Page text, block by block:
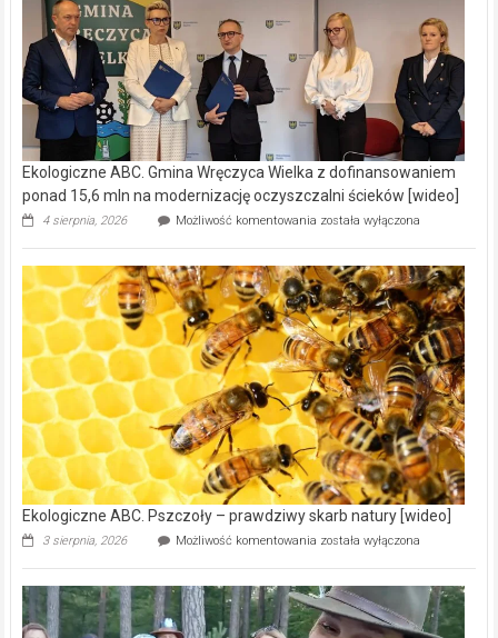
Ekologiczne ABC. Gmina Wręczyca Wielka z dofinansowaniem
ponad 15,6 mln na modernizację oczyszczalni ścieków [wideo]
4 sierpnia, 2026 Możliwość komentowania Ekologiczne
Wręczyca
Wielka
z
dofinansowaniem
ponad
15,6
mln
na
modernizację
oczyszczalni
ścieków
[wideo]
została wyłączona
Ekologiczne ABC. Pszczoły – prawdziwy skarb natury [wideo]
3 sierpnia, 2026 Możliwość komentowania Ekologiczne
–
prawdziwy
skarb
została wyłączona